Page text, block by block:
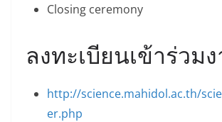
Closing ceremony
ลงทะเบียนเข้าร่วม
http://science.mahidol.ac.th/
er.php